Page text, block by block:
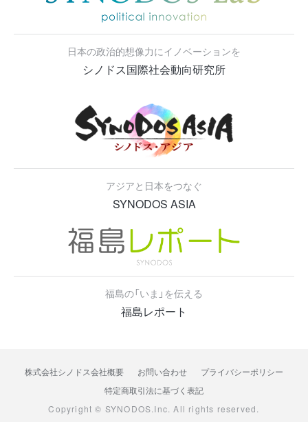
日本の政治的想像力にイノベーションを
シノドス国際社会動向研究所
アジアと日本をつなぐ
SYNODOS ASIA
福島の「いま」を伝える
福島レポート
株式会社シノドス会社概要 お問い合わせ
プライバシーポリシー
特定商取引法に基づく表記
Copyright © SYNODOS.Inc. All rights reserved.